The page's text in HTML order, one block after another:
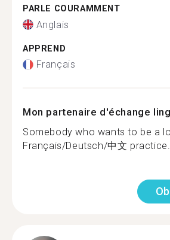
PARLE COURAMMENT
Anglais
APPREND
Français
Mon partenaire d'échange
Somebody who wants to be a
Français/Deutsch/中文